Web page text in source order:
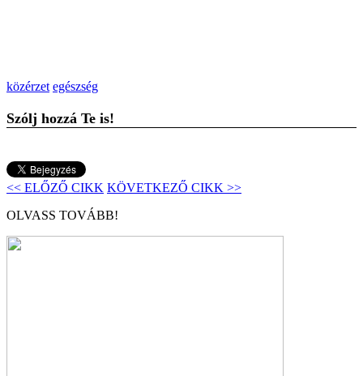
közérzet egészség
Szólj hozzá Te is!
<< ELŐZŐ CIKK KÖVETKEZŐ CIKK >>
OLVASS TOVÁBB!